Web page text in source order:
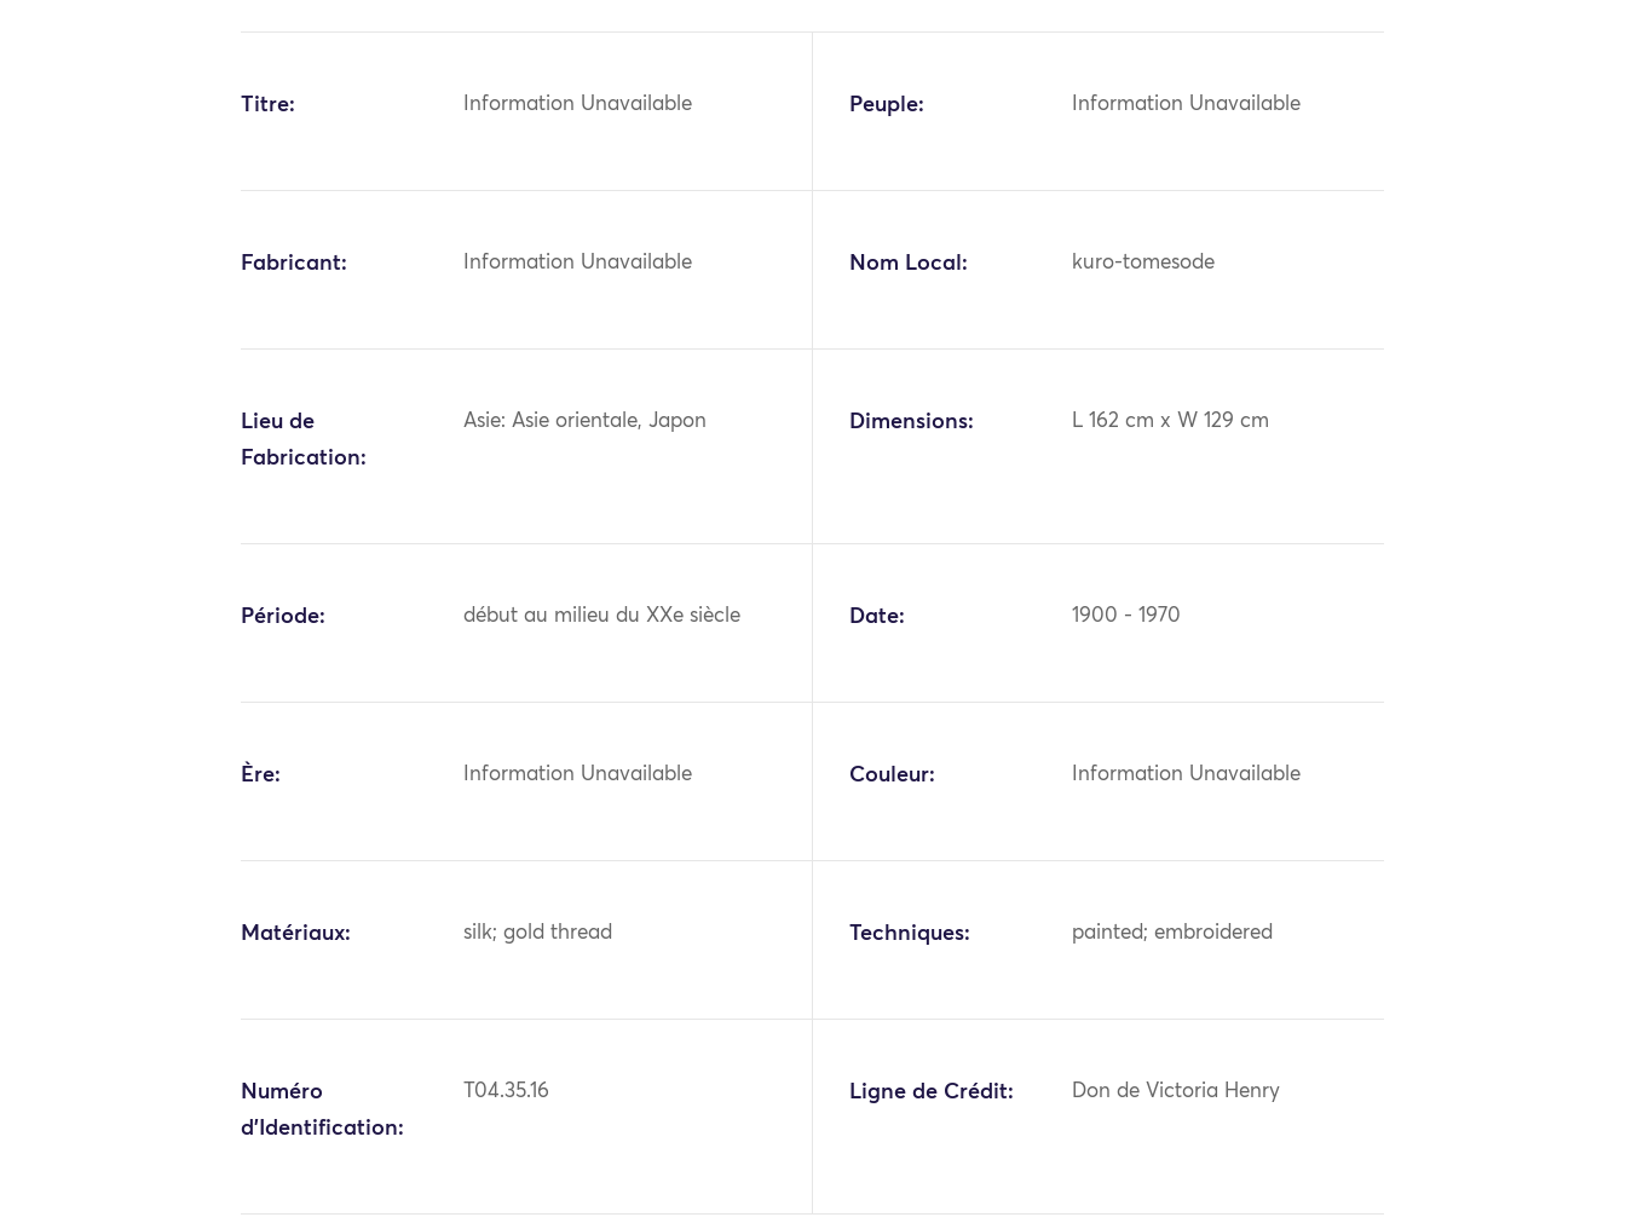
Titre: Information Unavailable Peuple: Information Unavailable
Fabricant: Information Unavailable Nom Local: kuro-tomesode
Lieu de
Fabrication:
Asie: Asie orientale, Japon Dimensions: L 162 cm x W 129 cm
Période: début au milieu du XXe siècle Date: 1900 - 1970
Ère: Information Unavailable Couleur: Information Unavailable
Matériaux: silk; gold thread Techniques: painted; embroidered
Numéro
d'Identification:
T04.35.16 Ligne de Crédit: Don de Victoria Henry